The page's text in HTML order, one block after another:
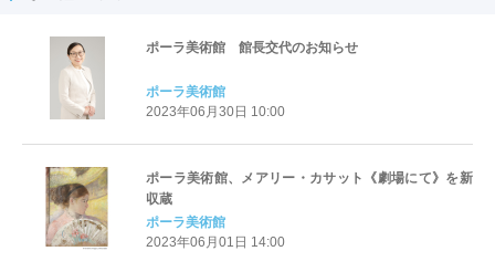
ポーラ美術館 館長交代のお知らせ
ポーラ美術館
2023年06月30日 10:00
ポーラ美術館、メアリー・カサット《劇場にて》を新
収蔵
ポーラ美術館
2023年06月01日 14:00